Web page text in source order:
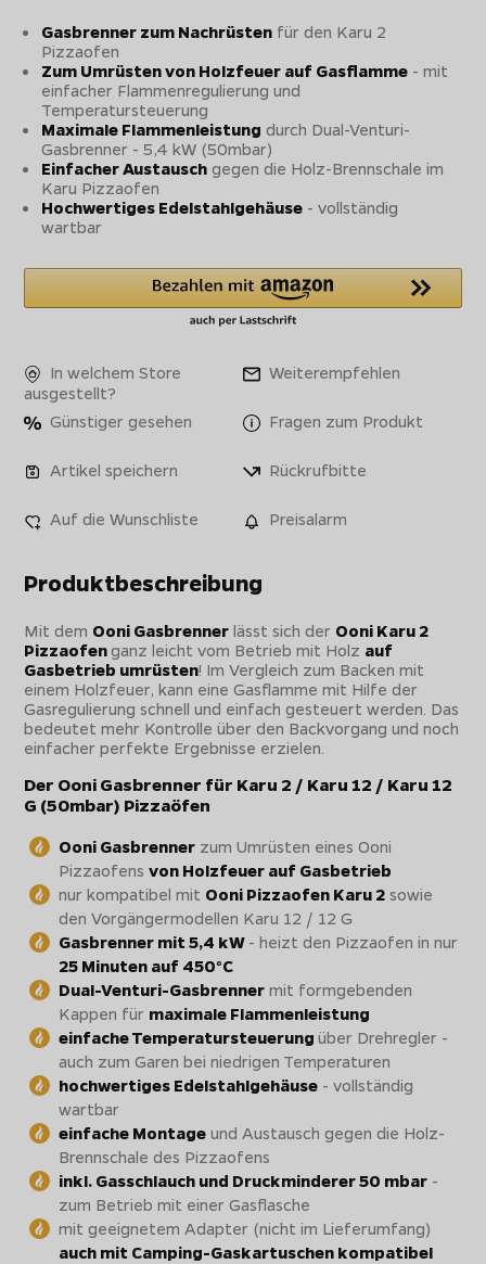
Gasbrenner zum Nachrüsten für den Karu 2
Pizzaofen
Zum Umrüsten von Holzfeuer auf Gasflamme - mit
einfacher Flammenregulierung und
Temperatursteuerung
Maximale Flammenleistung durch Dual-Venturi-
Gasbrenner - 5,4 kW (50mbar)
Einfacher Austausch gegen die Holz-Brennschale im
Karu Pizzaofen
Hochwertiges Edelstahlgehäuse - vollständig
wartbar
In welchem Store
ausgestellt?
Weiterempfehlen
Günstiger gesehen Fragen zum Produkt
Artikel speichern Rückrufbitte
Auf die Wunschliste Preisalarm
Produktbeschreibung
Mit dem Ooni Gasbrenner lässt sich der Ooni Karu 2
Pizzaofenganz leicht vom Betrieb mit Holz auf
Gasbetrieb umrüsten! Im Vergleich zum Backen mit
einem Holzfeuer, kann eine Gasflamme mit Hilfe der
Gasregulierung schnell und einfach gesteuert werden. Das
bedeutet mehr Kontrolle über den Backvorgang und noch
einfacher perfekte Ergebnisse erzielen.
Der Ooni Gasbrenner für Karu 2 / Karu 12 / Karu 12
G (50mbar) Pizzaöfen
Ooni Gasbrenner zum Umrüsten eines Ooni
Pizzaofensvon Holzfeuer auf Gasbetrieb
nur kompatibel mit Ooni Pizzaofen Karu 2 sowie
den Vorgängermodellen Karu 12 / 12 G
Gasbrenner mit 5,4 kW - heizt den Pizzaofen in nur
25 Minuten auf 450°C
Dual-Venturi-Gasbrenner mit formgebenden
Kappen für maximale Flammenleistung
einfache Temperatursteuerungüber Drehregler -
auch zum Garen bei niedrigen Temperaturen
hochwertiges Edelstahlgehäuse - vollständig
wartbar
einfache Montage und Austausch gegen die Holz-
Brennschale des Pizzaofens
inkl. Gasschlauch und Druckminderer 50 mbar -
zum Betrieb mit einer Gasflasche
mit geeignetem Adapter (nicht im Lieferumfang)
auch mit Camping-Gaskartuschen kompatibel